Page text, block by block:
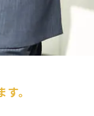
。